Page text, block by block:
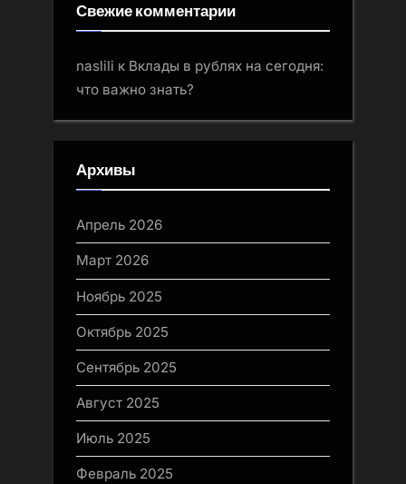
Свежие комментарии
naslili к Вклады в рублях на сегодня:
что важно знать?
Архивы
Апрель 2026
Март 2026
Ноябрь 2025
Октябрь 2025
Сентябрь 2025
Август 2025
Июль 2025
Февраль 2025